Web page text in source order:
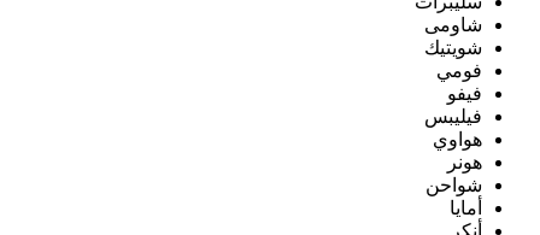
شاومى
شويتيك
فومي
فيفو
فيليبس
هواوي
هونر
شواحن
أمايا